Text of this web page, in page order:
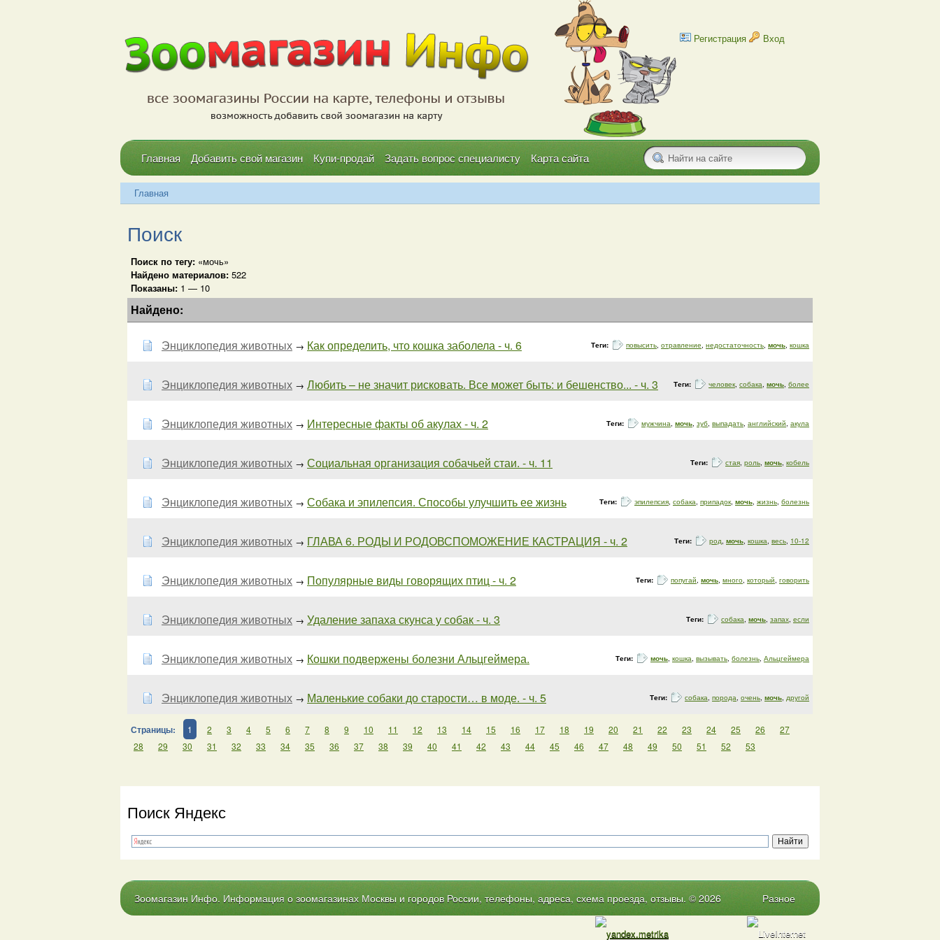
Регистрация Вход
Главная Добавить свой магазин Купи-продай Задать вопрос специалисту Карта сайта
Главная
Поиск
Поиск по тегу: «мочь»
Найдено материалов: 522
Показаны: 1 — 10
Найдено:
Энциклопедия животных → Как определить, что кошка заболела - ч. 6 Теги: повысить, отравление, недостаточность, мочь, кошка
Энциклопедия животных → Любить – не значит рисковать. Все может быть: и бешенство... - ч. 3 Теги: человек, собака, мочь, более
Энциклопедия животных → Интересные факты об акулах - ч. 2 Теги: мужчина, мочь, зуб, выпадать, английский, акула
Энциклопедия животных → Социальная организация собачьей стаи. - ч. 11 Теги: стая, роль, мочь, кобель
Энциклопедия животных → Собака и эпилепсия. Способы улучшить ее жизнь Теги: эпилепсия, собака, припадок, мочь, жизнь, болезнь
Энциклопедия животных → ГЛАВА 6. РОДЫ И РОДОВСПОМОЖЕНИЕ КАСТРАЦИЯ - ч. 2 Теги: род, мочь, кошка, весь, 10-12
Энциклопедия животных → Популярные виды говорящих птиц - ч. 2 Теги: попугай, мочь, много, который, говорить
Энциклопедия животных → Удаление запаха скунса у собак - ч. 3 Теги: собака, мочь, запах, если
Энциклопедия животных → Кошки подвержены болезни Альцгеймера. Теги: мочь, кошка, вызывать, болезнь, Альцгеймера
Энциклопедия животных → Маленькие собаки до старости… в моде. - ч. 5 Теги: собака, порода, очень, мочь, другой
Страницы: 1 2 3 4 5 6 7 8 9 10 11 12 13 14 15 16 17 18 19 20 21 22 23 24 25 26
27
28
29 30 31 32 33 34 35 36 37 38 39 40 41 42 43 44 45 46 47 48 49 50 51 52 53
Поиск Яндекс
Зоомагазин Инфо. Информация о зоомагазинах Москвы и городов России, телефоны, адреса, схема проезда, отзывы. © 2026 Разное